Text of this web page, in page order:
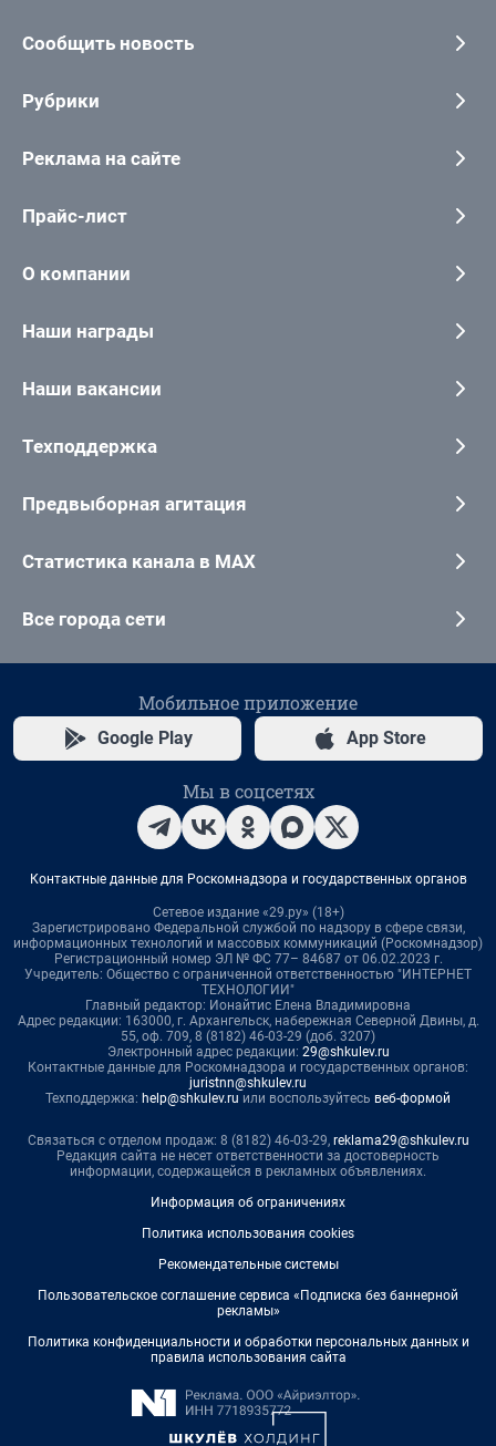
Сообщить новость
Рубрики
Реклама на сайте
Прайс-лист
О компании
Наши награды
Наши вакансии
Техподдержка
Предвыборная агитация
Статистика канала в MAX
Все города сети
Мобильное приложение
Google Play App Store
Мы в соцсетях
Контактные данные для Роскомнадзора и государственных органов
Сетевое издание «29.ру» (18+)
Зарегистрировано Федеральной службой по надзору в сфере связи,
информационных технологий и массовых коммуникаций (Роскомнадзор)
Регистрационный номер ЭЛ № ФС 77– 84687 от 06.02.2023 г.
Учредитель: Общество с ограниченной ответственностью "ИНТЕРНЕТ
ТЕХНОЛОГИИ"
Главный редактор: Ионайтис Елена Владимировна
Адрес редакции: 163000, г. Архангельск, набережная Северной Двины, д.
55, оф. 709, 8 (8182) 46-03-29 (доб. 3207)
Электронный адрес редакции: 29@shkulev.ru
Контактные данные для Роскомнадзора и государственных органов:
juristnn@shkulev.ru
Техподдержка: help@shkulev.ru или воспользуйтесь веб-формой
Связаться с отделом продаж: 8 (8182) 46-03-29, reklama29@shkulev.ru
Редакция сайта не несет ответственности за достоверность
информации, содержащейся в рекламных объявлениях.
Информация об ограничениях
Политика использования cookies
Рекомендательные системы
Пользовательское соглашение сервиса «Подписка без баннерной
рекламы»
Политика конфиденциальности и обработки персональных данных и
правила использования сайта